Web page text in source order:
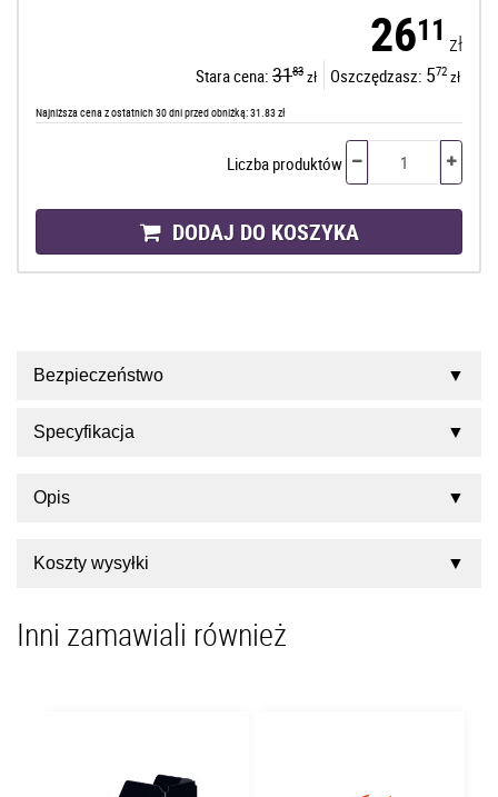
2611 zł
Stara cena: 3183 zł Oszczędzasz: 572 zł
Najniższa cena z ostatnich 30 dni przed obniżką: 31.83 zł
Liczba produktów
DODAJ DO KOSZYKA
Bezpieczeństwo
Specyfikacja
Opis
Koszty wysyłki
Inni zamawiali również